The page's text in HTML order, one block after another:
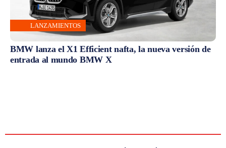
LANZAMIENTOS
BMW lanza el X1 Efficient nafta, la nueva versión de
entrada al mundo BMW X